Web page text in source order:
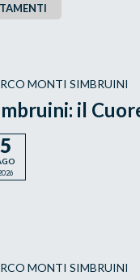
MONTI SIMBRUINI
il
5
MONTI SIMBRUINI